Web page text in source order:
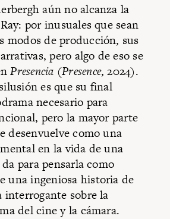
aún no alcanza la
por inusuales que sean
modos de producción, sus
pero algo de eso se
Presencia (Presence, 2024).
es que su final
necesario para
pero la mayor parte
desenvuelve como una
en la vida de una
para pensarla como
una ingeniosa historia de
interrogante sobre la
del cine y la cámara.